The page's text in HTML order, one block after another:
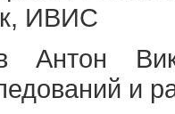
ИВИС
Антон
и